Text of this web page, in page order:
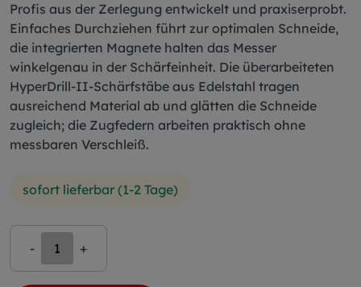
Profis aus der Zerlegung entwickelt und praxiserprobt.
Einfaches Durchziehen führt zur optimalen Schneide,
die integrierten Magnete halten das Messer
winkelgenau in der Schärfeinheit. Die überarbeiteten
HyperDrill-II-Schärfstäbe aus Edelstahl tragen
ausreichend Material ab und glätten die Schneide
zugleich; die Zugfedern arbeiten praktisch ohne
messbaren Verschleiß.
sofort lieferbar (1-2 Tage)
- +